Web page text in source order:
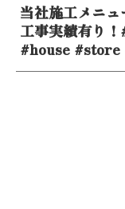
当社施工メニ
工事実績有り
#house